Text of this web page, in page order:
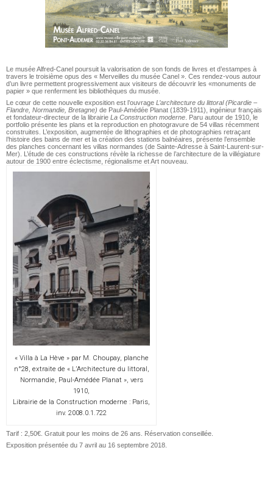
Le musée Alfred-Canel poursuit la valorisation de son fonds de livres et d’estampes à
travers le troisième opus des « Merveilles du musée Canel ». Ces rendez-vous autour
d’un livre permettent progressivement aux visiteurs de découvrir les «monuments de
papier » que renferment les bibliothèques du musée.
Le cœur de cette nouvelle exposition est l’ouvrage L’architecture du littoral (Picardie –
Flandre, Normandie, Bretagne) de Paul-Amédée Planat (1839-1911), ingénieur français
et fondateur-directeur de la librairie La Construction moderne . Paru autour de 1910, le
portfolio présente les plans et la reproduction en photogravure de 54 villas récemment
construites. L’exposition, augmentée de lithographies et de photographies retraçant
l’histoire des bains de mer et la création des stations balnéaires, présente l’ensemble
des planches concernant les villas normandes (de Sainte-Adresse à Saint-Laurent-sur-
Mer). L’étude de ces constructions révèle la richesse de l’architecture de la villégiature
autour de 1900 entre éclectisme, régionalisme et Art nouveau.
« Villa à La Hève » par M. Choupay, planche
n°28, extraite de « L’Architecture du littoral,
Normandie, Paul-Amédée Planat », vers
1910,
Librairie de la Construction moderne : Paris,
inv. 2008.0.1.722
Tarif : 2,50€. Gratuit pour les moins de 26 ans. Réservation conseillée.
Exposition présentée du 7 avril au 16 septembre 2018.